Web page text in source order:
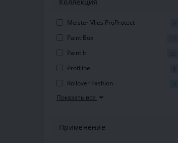
Meister Vlies ProProtect 9
Paint Box 17
Paint It 32
Profiline
Rollover Fashion
Показать все
Применение